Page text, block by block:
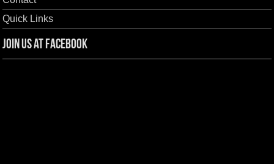
Quick Links
Join us at Facebook